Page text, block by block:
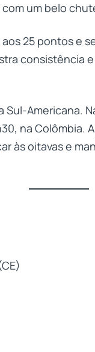
um belo
25 pontos e
consistência
Sul-Americana.
na Colômbia.
às oitavas e